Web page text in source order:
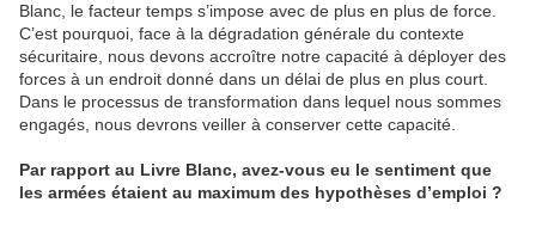
Blanc, le facteur temps s’impose avec de plus en plus de force.
C’est pourquoi, face à la dégradation générale du contexte
sécuritaire, nous devons accroître notre capacité à déployer des
forces à un endroit donné dans un délai de plus en plus court.
Dans le processus de transformation dans lequel nous sommes
engagés, nous devrons veiller à conserver cette capacité.
Par rapport au Livre Blanc, avez-vous eu le sentiment que
les armées étaient au maximum des hypothèses d’emploi ?